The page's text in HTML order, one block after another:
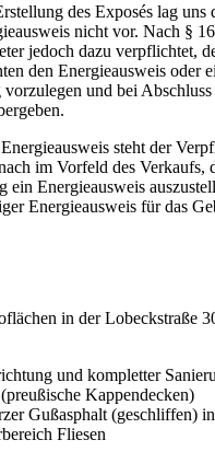
des Exposés lag uns
nicht vor. Nach §
jedoch dazu verpflichtet,
den Energieausweis oder
und bei Abschluss
steht der
im Vorfeld des Verkaufs,
ein Energieausweis
Energieausweis für das
in der Lobeckstraße
und kompletter
Kappendecken)
Gußasphalt (geschliffen)
Fliesen